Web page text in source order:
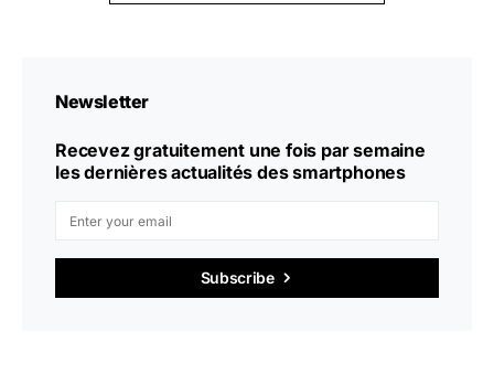
Newsletter
Recevez gratuitement une fois par semaine
les dernières actualités des smartphones
Subscribe